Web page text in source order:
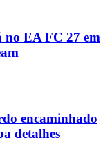
EA FC 27 em
encaminhado
detalhes